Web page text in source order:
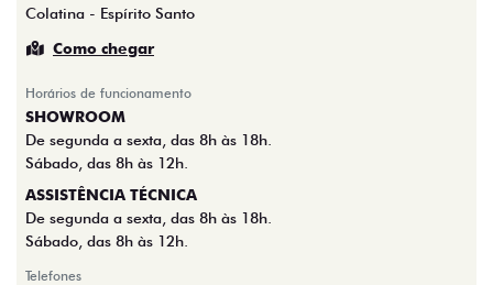
Colatina - Espírito Santo
Como chegar
Horários de funcionamento
SHOWROOM
De segunda a sexta, das 8h às 18h.
Sábado, das 8h às 12h.
ASSISTÊNCIA TÉCNICA
De segunda a sexta, das 8h às 18h.
Sábado, das 8h às 12h.
Telefones